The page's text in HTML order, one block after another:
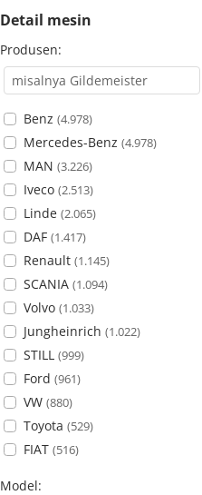
Detail mesin
Produsen:
Benz (4.978)
Mercedes-Benz (4.978)
MAN (3.226)
Iveco (2.513)
Linde (2.065)
DAF (1.417)
Renault (1.145)
SCANIA (1.094)
Volvo (1.033)
Jungheinrich (1.022)
STILL (999)
Ford (961)
VW (880)
Toyota (529)
FIAT (516)
Model: